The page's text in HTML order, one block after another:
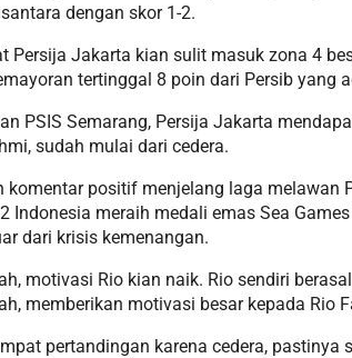
dengan skor 1-2.
Persija Jakarta kian sulit masuk zona 4
tertinggal 8 poin dari Persib yang
PSIS Semarang, Persija Jakarta
sudah mulai dari cedera.
komentar positif menjelang laga melawan
Indonesia meraih medali emas Sea
dari krisis kemenangan.
motivasi Rio kian naik. Rio sendiri
memberikan motivasi besar kepada Rio
pertandingan karena cedera,